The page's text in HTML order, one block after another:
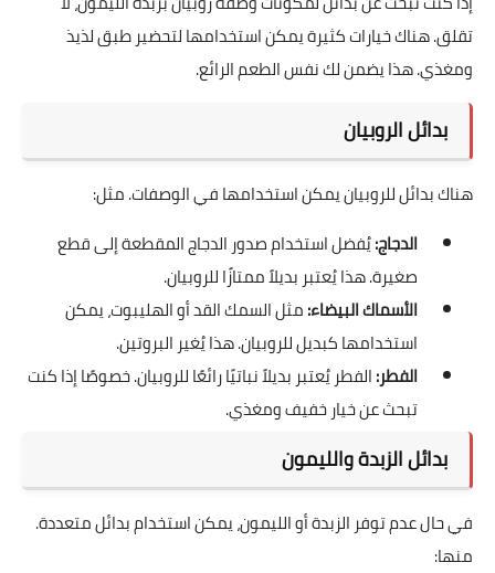
تقلق. هناك خيارات كثيرة يمكن استخدامها لتحضير طبق لذيذ
ومغذي. هذا يضمن لك نفس الطعم الرائع.
بدائل الروبيان
هناك بدائل للروبيان يمكن استخدامها في الوصفات. مثل:
الدجاج:يُفضل استخدام صدور الدجاج المقطعة إلى قطع
صغيرة. هذا يُعتبر بديلاً ممتازًا للروبيان.
الأسماك البيضاء:مثل السمك القد أو الهليبوت، يمكن
استخدامها كبديل للروبيان. هذا يُغير البروتين.
الفطر:الفطر يُعتبر بديلاً نباتيًا رائعًا للروبيان. خصوصًا إذا كنت
تبحث عن خيار خفيف ومغذي.
بدائل الزبدة والليمون
في حال عدم توفر الزبدة أو الليمون، يمكن استخدام بدائل متعددة.
منها: